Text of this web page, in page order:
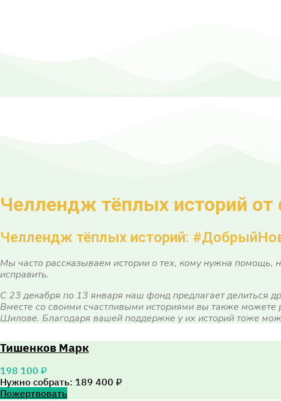
Челлендж тёплых историй
Челлендж тёплых историй:
Мы часто рассказываем истории о тех, кому нужна помощь,
исправить.
С 23 декабря по 13 января наш фонд предлагает делиться
Вместе со своими счастливыми историями вы также
Шилове. Благодаря вашей поддержке у их историй тоже
Тишенков Марк
198 100 ₽
Нужно собрать: 189 400 ₽
Пожертвовать